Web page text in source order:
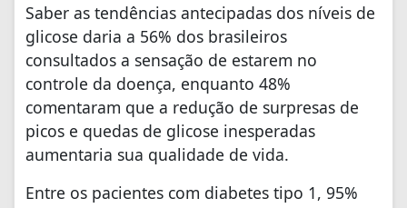
Saber as tendências antecipadas dos níveis de
glicose daria a 56% dos brasileiros
consultados a sensação de estarem no
controle da doença, enquanto 48%
comentaram que a redução de surpresas de
picos e quedas de glicose inesperadas
aumentaria sua qualidade de vida.
Entre os pacientes com diabetes tipo 1, 95%